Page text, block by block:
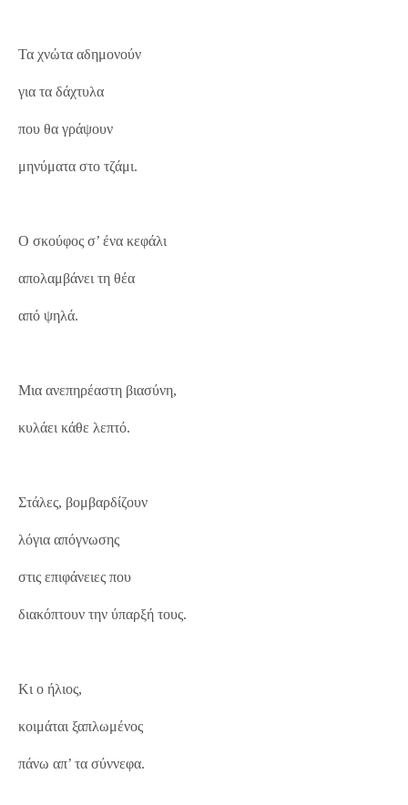
Τα χνώτα αδημονούν
για τα δάχτυλα
που θα γράψουν
μηνύματα στο τζάμι.
Ο σκούφος σ’ ένα κεφάλι
απολαμβάνει τη θέα
από ψηλά.
Μια ανεπηρέαστη βιασύνη,
κυλάει κάθε λεπτό.
Στάλες, βομβαρδίζουν
λόγια απόγνωσης
στις επιφάνειες που
διακόπτουν την ύπαρξή τους.
Κι ο ήλιος,
κοιμάται ξαπλωμένος
πάνω απ’ τα σύννεφα.